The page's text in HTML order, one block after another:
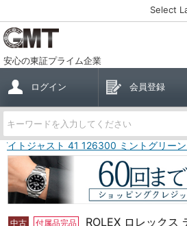
Select
安心の東証プライム企業
ログイン 会員登録
イトジャスト 41 126300 ミントグリー
中古 付属品完品
ROLEX ロレックス